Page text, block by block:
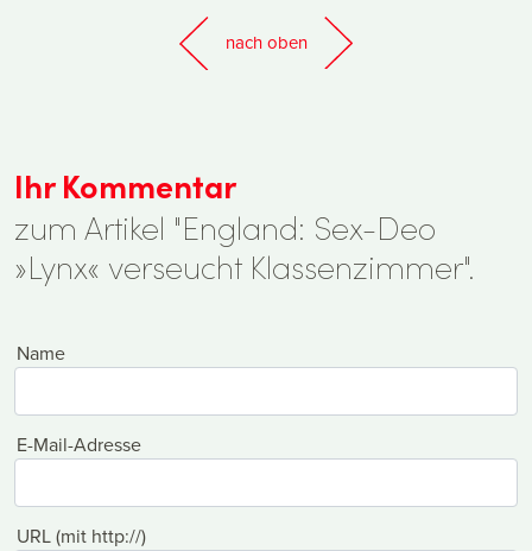
nach oben
Ihr Kommentar
zum Artikel "England: Sex-Deo
»Lynx« verseucht Klassenzimmer".
Name
E-Mail-Adresse
URL (mit http://)